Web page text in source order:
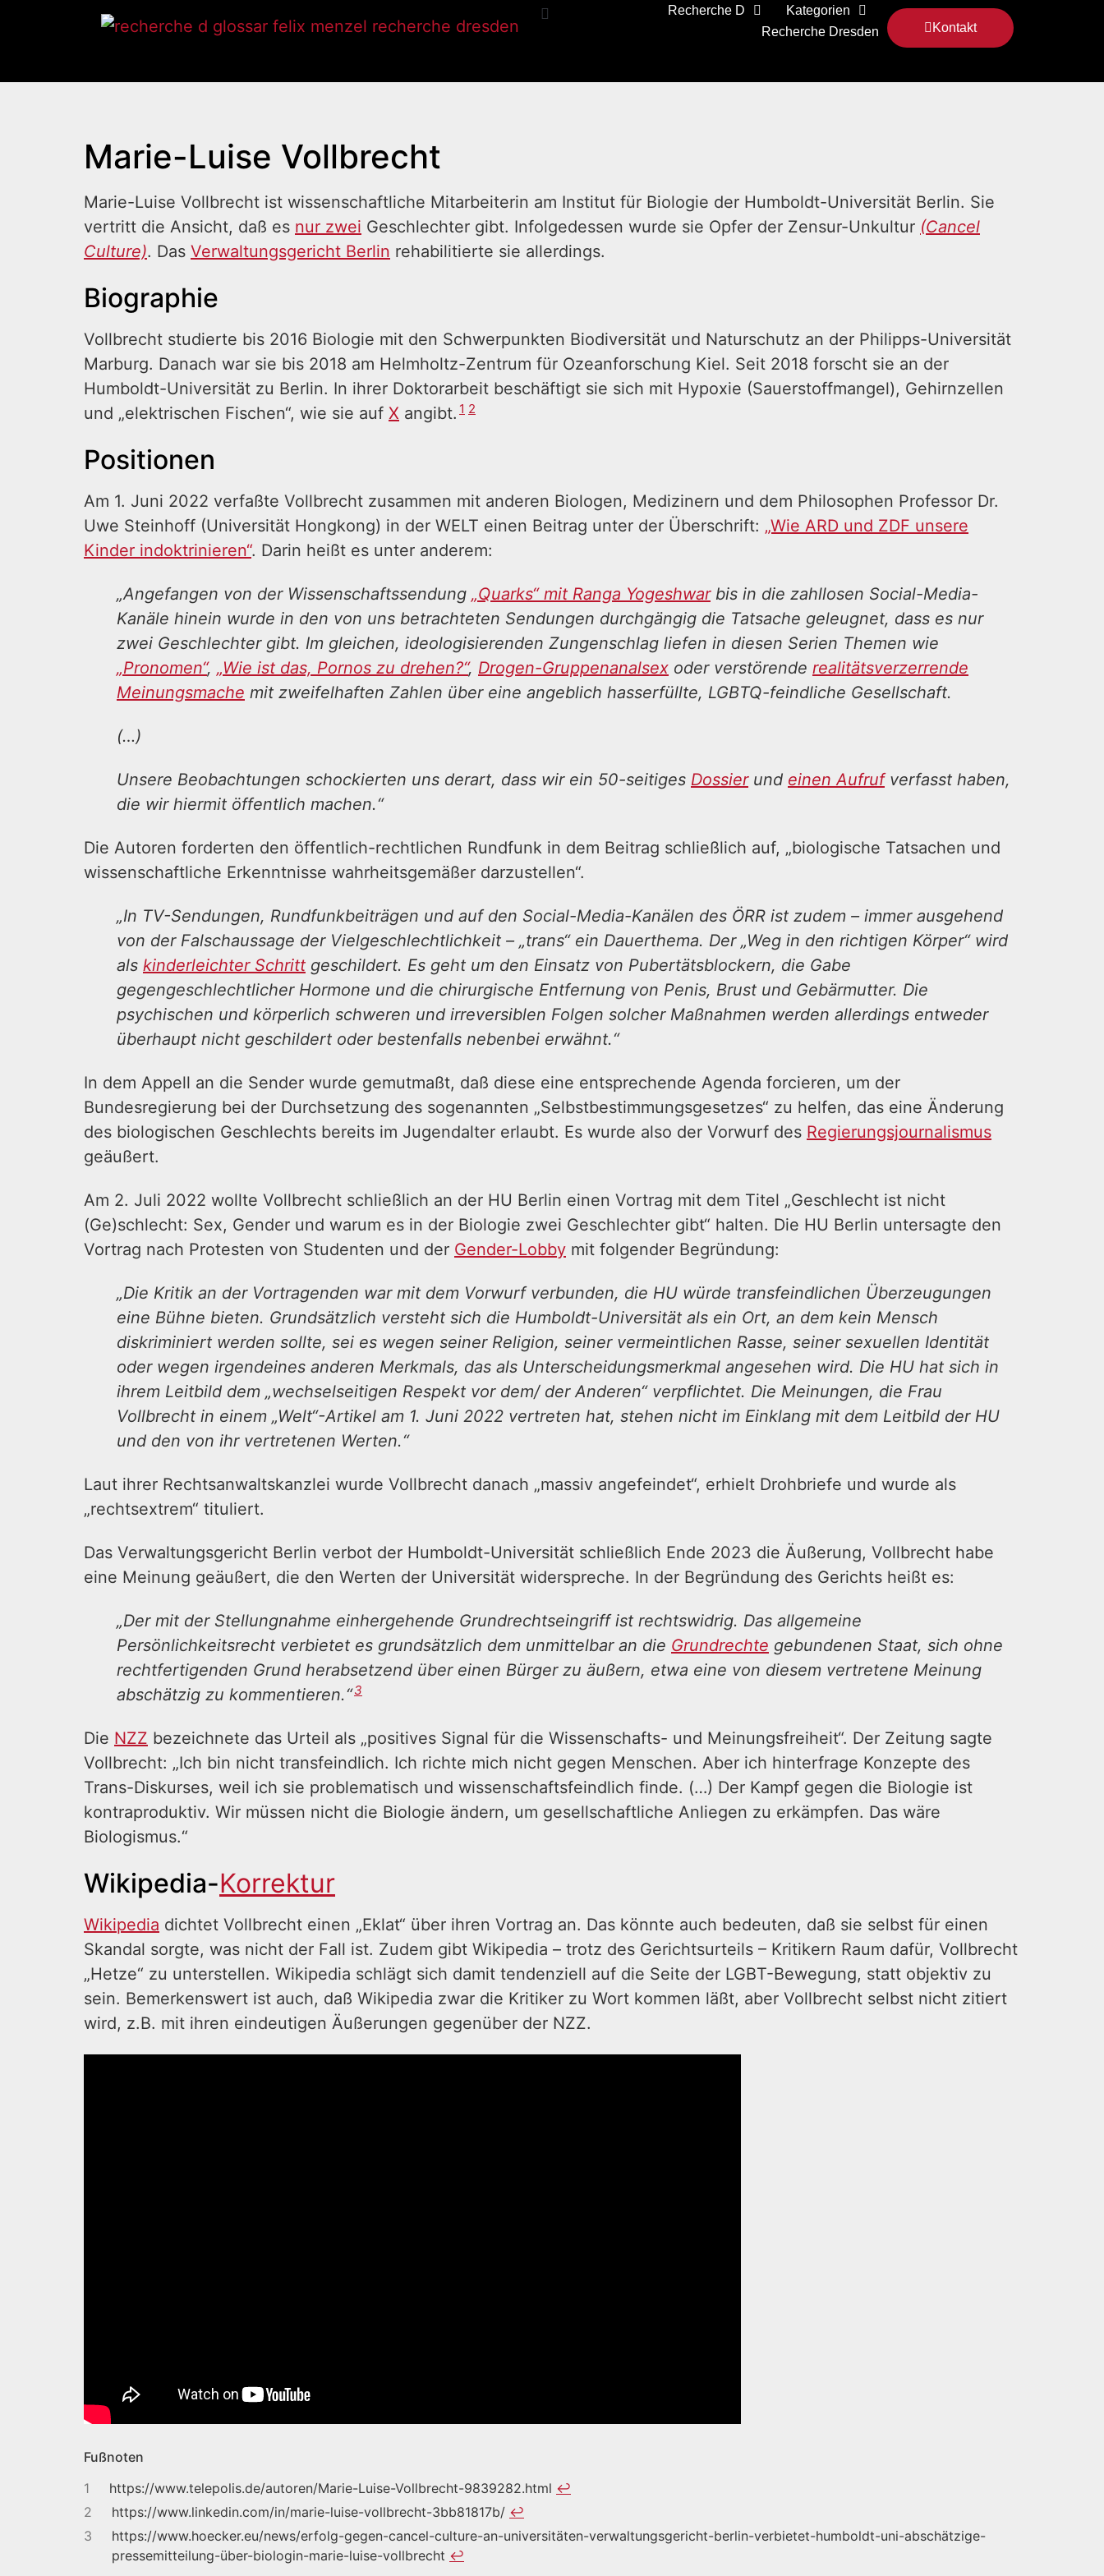
Kontakt
Recherche D
Kategorien
Recherche Dresden
Marie-Luise Vollbrecht
Marie-Luise Vollbrecht ist wissenschaftliche Mitarbeiterin am Institut für Biologie der Humboldt-Universität Berlin. Sie
vertritt die Ansicht, daß es nur zwei Geschlechter gibt. Infolgedessen wurde sie Opfer der Zensur-Unkultur (Cancel
Culture). Das Verwaltungsgericht Berlin rehabilitierte sie allerdings.
Biographie
Vollbrecht studierte bis 2016 Biologie mit den Schwerpunkten Biodiversität und Naturschutz an der Philipps-Universität
Marburg. Danach war sie bis 2018 am Helmholtz-Zentrum für Ozeanforschung Kiel. Seit 2018 forscht sie an der
Humboldt-Universität zu Berlin. In ihrer Doktorarbeit beschäftigt sie sich mit Hypoxie (Sauerstoffmangel), Gehirnzellen
und „elektrischen Fischen“, wie sie auf X angibt. 1 2
Positionen
Am 1. Juni 2022 verfaßte Vollbrecht zusammen mit anderen Biologen, Medizinern und dem Philosophen Professor Dr.
Uwe Steinhoff (Universität Hongkong) in der WELT einen Beitrag unter der Überschrift: „Wie ARD und ZDF unsere
Kinder indoktrinieren“. Darin heißt es unter anderem:
„Angefangen von der Wissenschaftssendung „Quarks“ mit Ranga Yogeshwarbis in die zahllosen Social-Media-
Kanäle hinein wurde in den von uns betrachteten Sendungen durchgängig die Tatsache geleugnet, dass es nur
zwei Geschlechter gibt. Im gleichen, ideologisierenden Zungenschlag liefen in diesen Serien Themen wie
„Pronomen“, „Wie ist das, Pornos zu drehen?“, Drogen-Gruppenanalsex oder verstörende realitätsverzerrende
Meinungsmache mit zweifelhaften Zahlen über eine angeblich hasserfüllte, LGBTQ-feindliche Gesellschaft.
(…)
Unsere Beobachtungen schockierten uns derart, dass wir ein 50-seitiges Dossierund einen Aufrufverfasst haben,
die wir hiermit öffentlich machen.“
Die Autoren forderten den öffentlich-rechtlichen Rundfunk in dem Beitrag schließlich auf, „biologische Tatsachen und
wissenschaftliche Erkenntnisse wahrheitsgemäßer darzustellen“.
„In TV-Sendungen, Rundfunkbeiträgen und auf den Social-Media-Kanälen des ÖRR ist zudem – immer ausgehend
von der Falschaussage der Vielgeschlechtlichkeit – „trans“ ein Dauerthema. Der „Weg in den richtigen Körper“ wird
als kinderleichter Schritt geschildert. Es geht um den Einsatz von Pubertätsblockern, die Gabe
gegengeschlechtlicher Hormone und die chirurgische Entfernung von Penis, Brust und Gebärmutter. Die
psychischen und körperlich schweren und irreversiblen Folgen solcher Maßnahmen werden allerdings entweder
überhaupt nicht geschildert oder bestenfalls nebenbei erwähnt.“
In dem Appell an die Sender wurde gemutmaßt, daß diese eine entsprechende Agenda forcieren, um der
Bundesregierung bei der Durchsetzung des sogenannten „Selbstbestimmungsgesetzes“ zu helfen, das eine Änderung
des biologischen Geschlechts bereits im Jugendalter erlaubt. Es wurde also der Vorwurf des Regierungsjournalismus
geäußert.
Am 2. Juli 2022 wollte Vollbrecht schließlich an der HU Berlin einen Vortrag mit dem Titel „Geschlecht ist nicht
(Ge)schlecht: Sex, Gender und warum es in der Biologie zwei Geschlechter gibt“ halten. Die HU Berlin untersagte den
Vortrag nach Protesten von Studenten und der Gender-Lobby mit folgender Begründung:
„Die Kritik an der Vortragenden war mit dem Vorwurf verbunden, die HU würde transfeindlichen Überzeugungen
eine Bühne bieten. Grundsätzlich versteht sich die Humboldt-Universität als ein Ort, an dem kein Mensch
diskriminiert werden sollte, sei es wegen seiner Religion, seiner vermeintlichen Rasse, seiner sexuellen Identität
oder wegen irgendeines anderen Merkmals, das als Unterscheidungsmerkmal angesehen wird. Die HU hat sich in
ihrem Leitbild dem „wechselseitigen Respekt vor dem/ der Anderen“ verpflichtet. Die Meinungen, die Frau
Vollbrecht in einem „Welt“-Artikel am 1. Juni 2022 vertreten hat, stehen nicht im Einklang mit dem Leitbild der HU
und den von ihr vertretenen Werten.“
Laut ihrer Rechtsanwaltskanzlei wurde Vollbrecht danach „massiv angefeindet“, erhielt Drohbriefe und wurde als
„rechtsextrem“ tituliert.
Das Verwaltungsgericht Berlin verbot der Humboldt-Universität schließlich Ende 2023 die Äußerung, Vollbrecht habe
eine Meinung geäußert, die den Werten der Universität widerspreche. In der Begründung des Gerichts heißt es:
„Der mit der Stellungnahme einhergehende Grundrechtseingriff ist rechtswidrig. Das allgemeine
Persönlichkeitsrecht verbietet es grundsätzlich dem unmittelbar an die Grundrechte gebundenen Staat, sich ohne
rechtfertigenden Grund herabsetzend über einen Bürger zu äußern, etwa eine von diesem vertretene Meinung
abschätzig zu kommentieren.“3
Die NZZ bezeichnete das Urteil als „positives Signal für die Wissenschafts- und Meinungsfreiheit“. Der Zeitung sagte
Vollbrecht: „Ich bin nicht transfeindlich. Ich richte mich nicht gegen Menschen. Aber ich hinterfrage Konzepte des
Trans-Diskurses, weil ich sie problematisch und wissenschaftsfeindlich finde. (…) Der Kampf gegen die Biologie ist
kontraproduktiv. Wir müssen nicht die Biologie ändern, um gesellschaftliche Anliegen zu erkämpfen. Das wäre
Biologismus.“
Wikipedia-Korrektur
Wikipedia dichtet Vollbrecht einen „Eklat“ über ihren Vortrag an. Das könnte auch bedeuten, daß sie selbst für einen
Skandal sorgte, was nicht der Fall ist. Zudem gibt Wikipedia – trotz des Gerichtsurteils – Kritikern Raum dafür, Vollbrecht
„Hetze“ zu unterstellen. Wikipedia schlägt sich damit tendenziell auf die Seite der LGBT-Bewegung, statt objektiv zu
sein. Bemerkenswert ist auch, daß Wikipedia zwar die Kritiker zu Wort kommen läßt, aber Vollbrecht selbst nicht zitiert
wird, z.B. mit ihren eindeutigen Äußerungen gegenüber der NZZ.
Fußnoten
1
https://www.telepolis.de/autoren/Marie-Luise-Vollbrecht-9839282.html ↩︎
2
https://www.linkedin.com/in/marie-luise-vollbrecht-3bb81817b/ ↩︎
3
https://www.hoecker.eu/news/erfolg-gegen-cancel-culture-an-universitäten-verwaltungsgericht-berlin-verbietet-humboldt-uni-abschätzige-
pressemitteilung-über-biologin-marie-luise-vollbrecht ↩︎